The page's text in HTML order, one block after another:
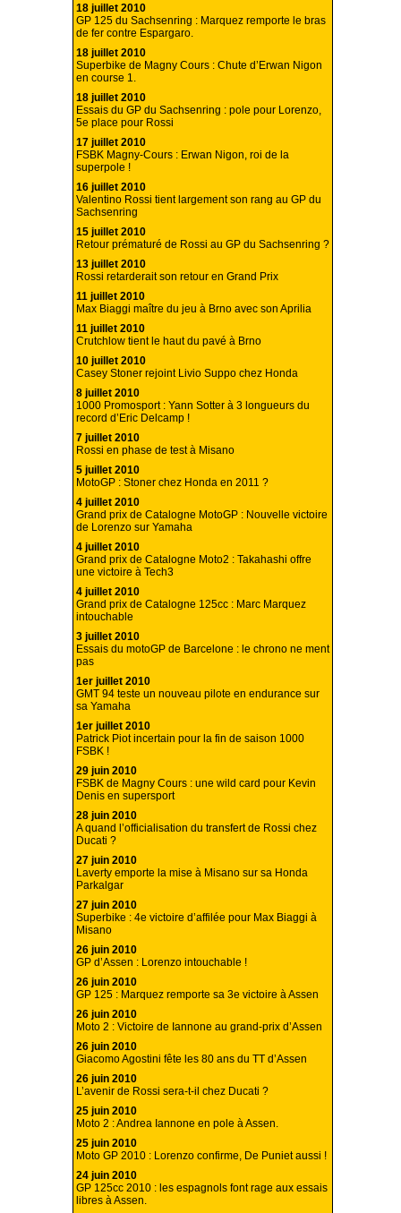
18 juillet 2010
GP 125 du Sachsenring : Marquez remporte le bras
de fer contre Espargaro.
18 juillet 2010
Superbike de Magny Cours : Chute d’Erwan Nigon
en course 1.
18 juillet 2010
Essais du GP du Sachsenring : pole pour Lorenzo,
5e place pour Rossi
17 juillet 2010
FSBK Magny-Cours : Erwan Nigon, roi de la
superpole !
16 juillet 2010
Valentino Rossi tient largement son rang au GP du
Sachsenring
15 juillet 2010
Retour prématuré de Rossi au GP du Sachsenring ?
13 juillet 2010
Rossi retarderait son retour en Grand Prix
11 juillet 2010
Max Biaggi maître du jeu à Brno avec son Aprilia
11 juillet 2010
Crutchlow tient le haut du pavé à Brno
10 juillet 2010
Casey Stoner rejoint Livio Suppo chez Honda
8 juillet 2010
1000 Promosport : Yann Sotter à 3 longueurs du
record d’Eric Delcamp !
7 juillet 2010
Rossi en phase de test à Misano
5 juillet 2010
MotoGP : Stoner chez Honda en 2011 ?
4 juillet 2010
Grand prix de Catalogne MotoGP : Nouvelle victoire
de Lorenzo sur Yamaha
4 juillet 2010
Grand prix de Catalogne Moto2 : Takahashi offre
une victoire à Tech3
4 juillet 2010
Grand prix de Catalogne 125cc : Marc Marquez
intouchable
3 juillet 2010
Essais du motoGP de Barcelone : le chrono ne ment
pas
1er juillet 2010
GMT 94 teste un nouveau pilote en endurance sur
sa Yamaha
1er juillet 2010
Patrick Piot incertain pour la fin de saison 1000
FSBK !
29 juin 2010
FSBK de Magny Cours : une wild card pour Kevin
Denis en supersport
28 juin 2010
A quand l’officialisation du transfert de Rossi chez
Ducati ?
27 juin 2010
Laverty emporte la mise à Misano sur sa Honda
Parkalgar
27 juin 2010
Superbike : 4e victoire d’affilée pour Max Biaggi à
Misano
26 juin 2010
GP d’Assen : Lorenzo intouchable !
26 juin 2010
GP 125 : Marquez remporte sa 3e victoire à Assen
26 juin 2010
Moto 2 : Victoire de Iannone au grand-prix d’Assen
26 juin 2010
Giacomo Agostini fête les 80 ans du TT d’Assen
26 juin 2010
L’avenir de Rossi sera-t-il chez Ducati ?
25 juin 2010
Moto 2 : Andrea Iannone en pole à Assen.
25 juin 2010
Moto GP 2010 : Lorenzo confirme, De Puniet aussi !
24 juin 2010
GP 125cc 2010 : les espagnols font rage aux essais
libres à Assen.